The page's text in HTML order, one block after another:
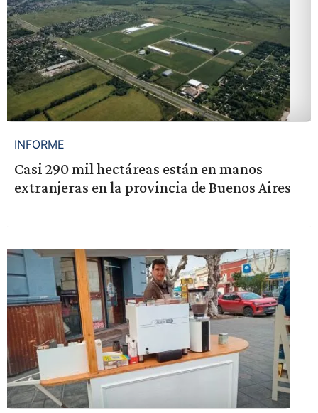
INFORME
Casi 290 mil hectáreas están en manos
extranjeras en la provincia de Buenos Aires